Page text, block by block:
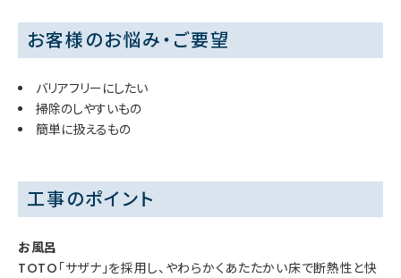
お客様のお悩み・ご要望
バリアフリーにしたい
掃除のしやすいもの
簡単に扱えるもの
工事のポイント
お風呂
TOTO「サザナ」を採用し、やわらかくあたたかい床で断熱性と快